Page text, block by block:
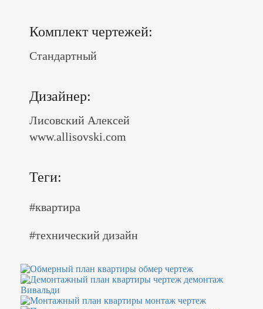
Комплект чертежей:
Стандартный
Дизайнер:
Лисовский Алексей
www.allisovski.com
Теги:
#квартира
#технический дизайн